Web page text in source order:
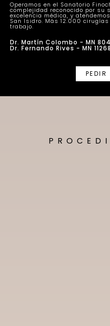
Operamos en el Sanatorio
complejidad reconocido por su
excelencia médica, y
San Isidro. Más 12.000
trabajo.
Dr. Martín Colombo - MN
Dr. Fernando Rives - MN
PEDIR